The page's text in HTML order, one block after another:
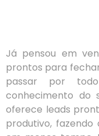
Já pensou em
prontos para
passar por
conhecimento do
oferece leads
produtivo,